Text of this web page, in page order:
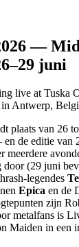
—
juni
plaats van 26
de editie van
meerdere
door (29 juni
legendes
Epica en de
zijn
metalfans is
Maiden in een